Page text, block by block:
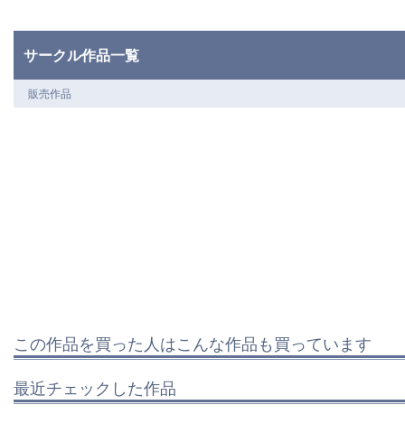
サークル作品一覧
販売作品
この作品を買った人はこんな作品も買っています
最近チェックした作品